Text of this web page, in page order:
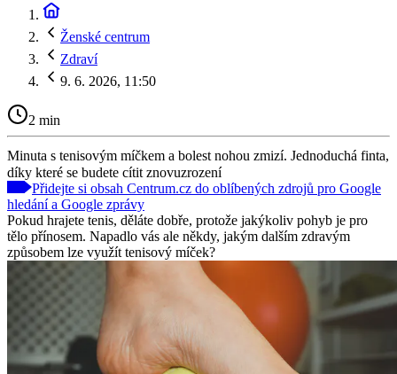
Ženské centrum
Zdraví
9. 6. 2026, 11:50
2 min
Minuta s tenisovým míčkem a bolest nohou zmizí. Jednoduchá finta,
díky které se budete cítit znovuzrození
Přidejte si obsah Centrum.cz do oblíbených zdrojů pro Google
hledání a Google zprávy
Pokud hrajete tenis, děláte dobře, protože jakýkoliv pohyb je pro
tělo přínosem. Napadlo vás ale někdy, jakým dalším zdravým
způsobem lze využít tenisový míček?